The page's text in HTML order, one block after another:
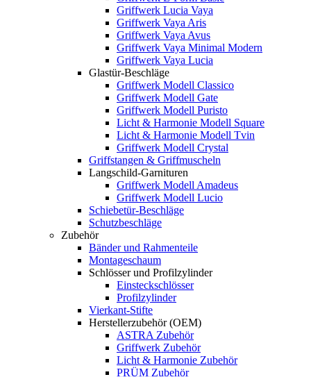
Griffwerk Lucia Vaya
Griffwerk Vaya Aris
Griffwerk Vaya Avus
Griffwerk Vaya Minimal Modern
Griffwerk Vaya Lucia
Glastür-Beschläge
Griffwerk Modell Classico
Griffwerk Modell Gate
Griffwerk Modell Puristo
Licht & Harmonie Modell Square
Licht & Harmonie Modell Tvin
Griffwerk Modell Crystal
Griffstangen & Griffmuscheln
Langschild-Garnituren
Griffwerk Modell Amadeus
Griffwerk Modell Lucio
Schiebetür-Beschläge
Schutzbeschläge
Zubehör
Bänder und Rahmenteile
Montageschaum
Schlösser und Profilzylinder
Einsteckschlösser
Profilzylinder
Vierkant-Stifte
Herstellerzubehör (OEM)
ASTRA Zubehör
Griffwerk Zubehör
Licht & Harmonie Zubehör
PRÜM Zubehör